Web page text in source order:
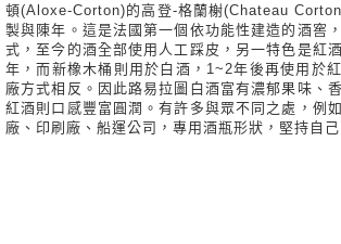
頓(Aloxe-Corton)的高登-格蘭榭(Chateau
製與陳年。這是法國第一個依功能性建造的酒窖
式，至今的酒全部使用人工踩皮，另一特色是紅
年，而新橡木桶則用於白酒，1~2年後再使用於
廠方式相反。因此路易拉圖白酒富有濃郁果味、
紅酒則口感豐富圓潤。有許多與眾不同之處，例
廠、印刷廠、船運公司，專用酒瓶形狀，堅持自己